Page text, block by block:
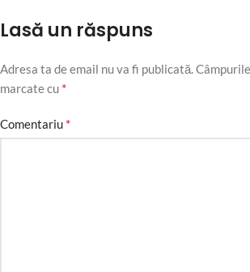
Lasă un răspuns
Adresa ta de email nu va fi publicată.
marcate cu *
Comentariu *